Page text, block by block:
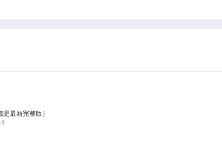
最新完整版）